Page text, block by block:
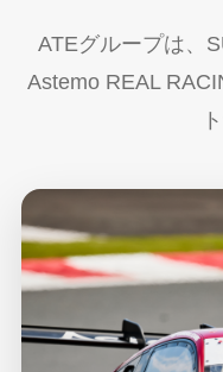
ATEグループは、
Astemo REAL